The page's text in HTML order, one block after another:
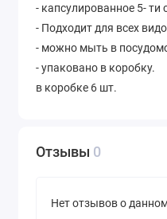
- капсулированное 5- ти
- Подходит для всех
- можно мыть в
- упаковано в коробку.
в коробке 6 шт.
Отзывы 0
Нет отзывов о